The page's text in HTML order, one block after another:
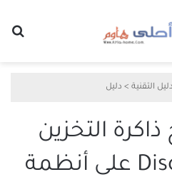
دليل التقنية > دليل
التخزين
المؤقت Discord على أنظمة